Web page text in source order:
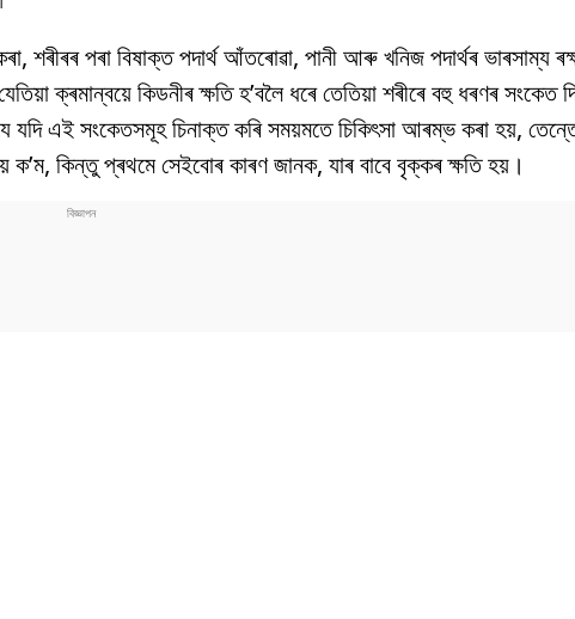
শৰীৰৰ পৰা বিষাক্ত পদাৰ্থ আঁতৰোৱা, পানী আৰু খনিজ পদাৰ্থৰ ভাৰসাম্য
ক্ৰমান্বয়ে কিডনীৰ ক্ষতি হ’বলৈ ধৰে তেতিয়া শৰীৰে বহু ধৰণৰ সংকেত
এই সংকেতসমূহ চিনাক্ত কৰি সময়মতে চিকিৎসা আৰম্ভ কৰা হয়,
কিন্তু প্ৰথমে সেইবোৰ কাৰণ জানক, যাৰ বাবে বৃক্কৰ ক্ষতি হয়।